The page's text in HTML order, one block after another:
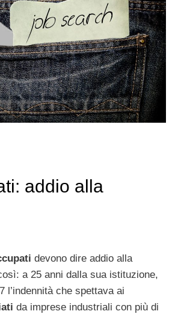
addio alla
devono dire addio alla
a 25 anni dalla sua istituzione,
l’indennità che spettava ai
da imprese industriali con più di